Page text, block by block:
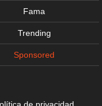
Fama
Trending
Sponsored